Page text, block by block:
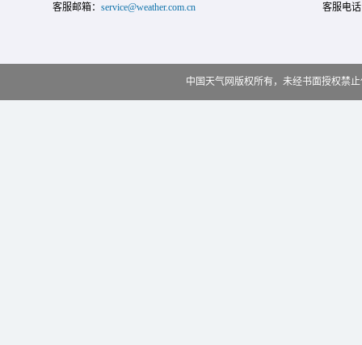
客服邮箱： service@weather.com.cn 客服电
中国天气网版权所有，未经书面授权